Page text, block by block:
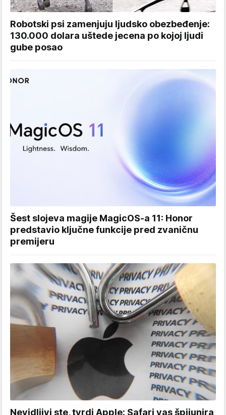
Robotski psi zamenjuju ljudsko obezbeđenje:
130.000 dolara uštede jecena po kojoj ljudi
gube posao
Šest slojeva magije MagicOS-a 11: Honor
predstavio ključne funkcije pred zvaničnu
premijeru
Nevidljivi ste, tvrdi Apple: Safari vas špijunira